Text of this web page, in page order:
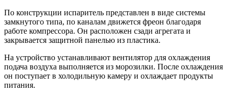
По конструкции испаритель представлен в виде системы
замкнутого типа, по каналам движется фреон благодаря
работе компрессора. Он расположен сзади агрегата и
закрывается защитной панелью из пластика.
На устройство устанавливают вентилятор для охлаждения
подача воздуха выполняется из морозилки. После охлаждения
он поступает в холодильную камеру и охлаждает продукты
питания.